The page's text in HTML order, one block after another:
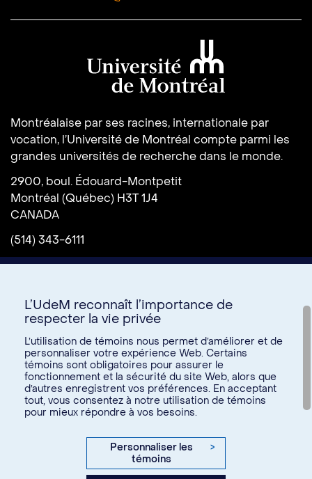
Montréalaise par ses racines, internationale par
vocation, l’Université de Montréal compte parmi les
grandes universités de recherche dans le monde.
2900, boul. Édouard-Montpetit
Montréal (Québec) H3T 1J4
CANADA
(514) 343-6111
Donnez à l’UdeM
U15
© Université de Montréal, 2026. Tous droits réservés.
Confidentialité
L’UdeM reconnaît l’importance de
respecter la vie privée
L’utilisation de témoins nous permet d’améliorer et de
personnaliser votre expérience Web. Certains
témoins sont obligatoires pour assurer le
fonctionnement et la sécurité du site Web, alors que
d’autres enregistrent vos préférences. En acceptant
tout, vous consentez à notre utilisation de témoins
pour mieux répondre à vos besoins.
Personnaliser les
témoins
>